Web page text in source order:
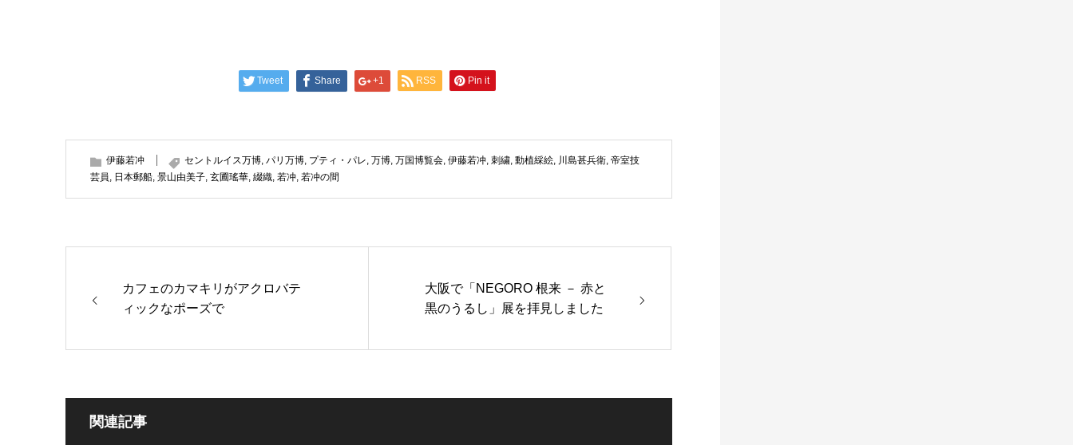
Tweet Share +1 RSS Pin it
伊藤若冲 セントルイス万博, パリ万博, プティ・パレ, 万博, 万国博覧会, 伊藤若冲, 刺繍, 動植綵絵, 川島甚兵衛, 帝室技
芸員, 日本郵船, 景山由美子, 玄圃瑤華, 綴織, 若冲, 若冲の間
カフェのカマキリがアクロバテ
ィックなポーズで
大阪で「NEGORO 根来 － 赤と
黒のうるし」展を拝見しました
関連記事